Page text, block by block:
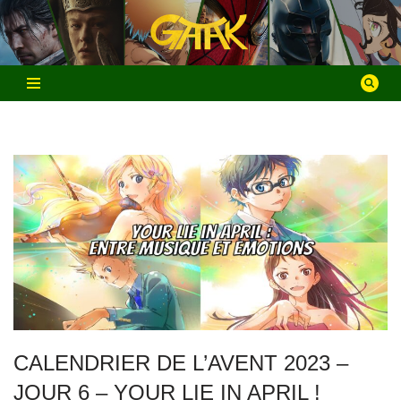
Aller
au
contenu
CALENDRIER DE L’AVENT 2023 –
JOUR 6 – YOUR LIE IN APRIL !